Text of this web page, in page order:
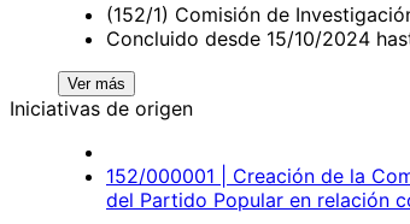
(152/1) Comisión de
Concluido desde 15/10/2024
Ver más
Iniciativas de origen
152/000001 | Creación de la
del Partido Popular en relación